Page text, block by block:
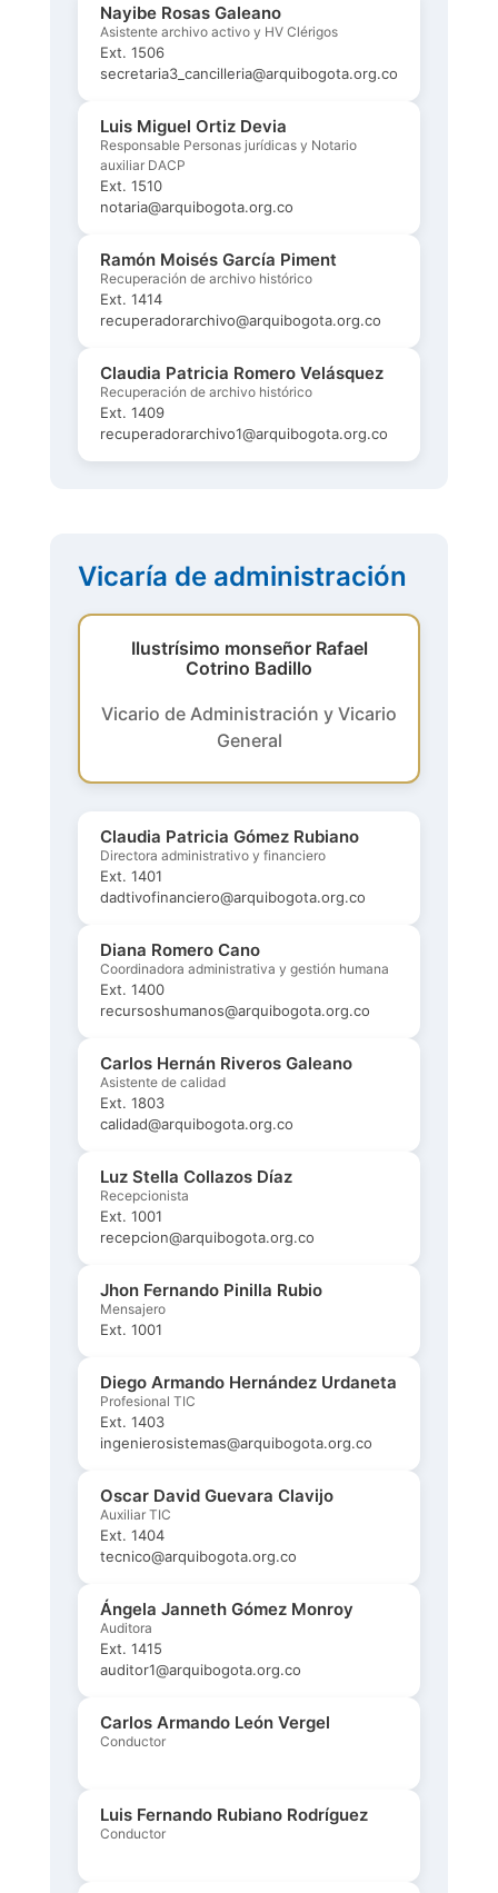
Nayibe Rosas Galeano
Asistente archivo activo y HV Clérigos
Ext. 1506
secretaria3_cancilleria@arquibogota.org.co
Luis Miguel Ortiz Devia
Responsable Personas jurídicas y Notario
auxiliar DACP
Ext. 1510
notaria@arquibogota.org.co
Ramón Moisés García Piment
Recuperación de archivo histórico
Ext. 1414
recuperadorarchivo@arquibogota.org.co
Claudia Patricia Romero Velásquez
Recuperación de archivo histórico
Ext. 1409
recuperadorarchivo1@arquibogota.org.co
Vicaría de administración
Ilustrísimo monseñor Rafael
Cotrino Badillo
Vicario de Administración y Vicario
General
Claudia Patricia Gómez Rubiano
Directora administrativo y financiero
Ext. 1401
dadtivofinanciero@arquibogota.org.co
Diana Romero Cano
Coordinadora administrativa y gestión humana
Ext. 1400
recursoshumanos@arquibogota.org.co
Carlos Hernán Riveros Galeano
Asistente de calidad
Ext. 1803
calidad@arquibogota.org.co
Luz Stella Collazos Díaz
Recepcionista
Ext. 1001
recepcion@arquibogota.org.co
Jhon Fernando Pinilla Rubio
Mensajero
Ext. 1001
Diego Armando Hernández Urdaneta
Profesional TIC
Ext. 1403
ingenierosistemas@arquibogota.org.co
Oscar David Guevara Clavijo
Auxiliar TIC
Ext. 1404
tecnico@arquibogota.org.co
Ángela Janneth Gómez Monroy
Auditora
Ext. 1415
auditor1@arquibogota.org.co
Carlos Armando León Vergel
Conductor
Luis Fernando Rubiano Rodríguez
Conductor